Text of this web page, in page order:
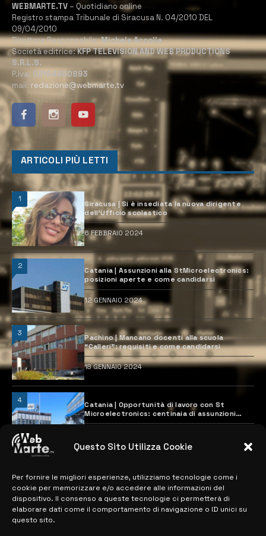
Questo Sito Utilizza Cookie
Per fornire le migliori esperienze, utilizziamo tecnologie come i
cookie per memorizzare e/o accedere alle informazioni del
dispositivo. Il consenso a queste tecnologie ci permetterà di
elaborare dati come il comportamento di navigazione o ID unici su
questo sito.
WEBMARTE.TV – Quotidiano online
Registro stampa Tribunale di Siracusa N. 04/2010 DEL
09/04/2010
Direttore Responsabile:Michele Accolla
Società editrice:KFP TELEVISION AND WEB PRODUCTIONS
S.R.L.S.
P.Iva: 02184950893
mail: redazione@webmarte.tv
ARTICOLI PIÙ LETTI
1
Siracusa | Si è insediata la nuova dirigente
dell’Ufficio scolastico
6 FEBBRAIO 2024
2
Catania | Assunzioni alla StMicroelectronics:
posizioni aperte e come candidarsi
12 GENNAIO 2024
3
Pachino | Mancano docenti alla scuola
“Calleri”: requisiti e come candidarsi
18 GENNAIO 2024
4
Catania | Opportunità di lavoro con St
Microelectronics: centinaia di assunzioni
previste
MAPPA DEL SITO
> NOTIZIE